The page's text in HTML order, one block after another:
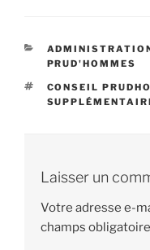
CATÉGORIES
PRUD'HOMMES
ÉTIQUETTES
CONSEIL
Laisser un
Votre adresse e-
champs